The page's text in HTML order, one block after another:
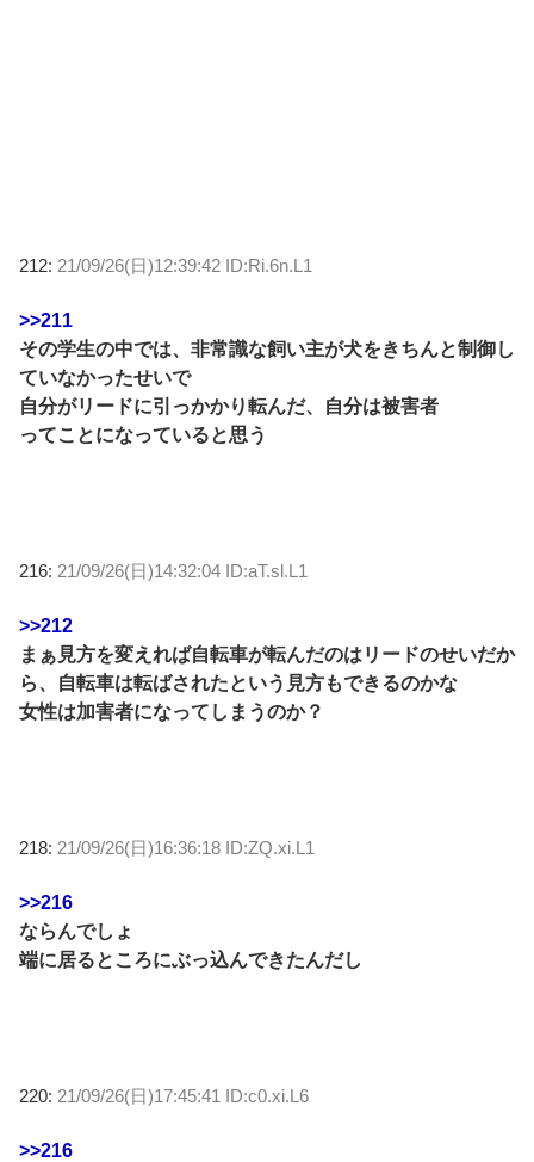
212: 21/09/26(日)12:39:42 ID:Ri.6n.L1
>>211
その学生の中では、非常識な飼い主が犬をきちんと制御し
ていなかったせいで
自分がリードに引っかかり転んだ、自分は被害者
ってことになっていると思う
216: 21/09/26(日)14:32:04 ID:aT.sl.L1
>>212
まぁ見方を変えれば自転車が転んだのはリードのせいだか
ら、自転車は転ばされたという見方もできるのかな
女性は加害者になってしまうのか？
218: 21/09/26(日)16:36:18 ID:ZQ.xi.L1
>>216
ならんでしょ
端に居るところにぶっ込んできたんだし
220: 21/09/26(日)17:45:41 ID:c0.xi.L6
>>216